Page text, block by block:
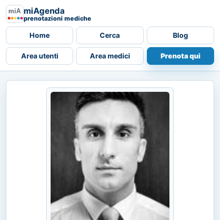
miAgenda
prenotazioni mediche
Home Cerca Blog
Area utenti Area medici Prenota qui